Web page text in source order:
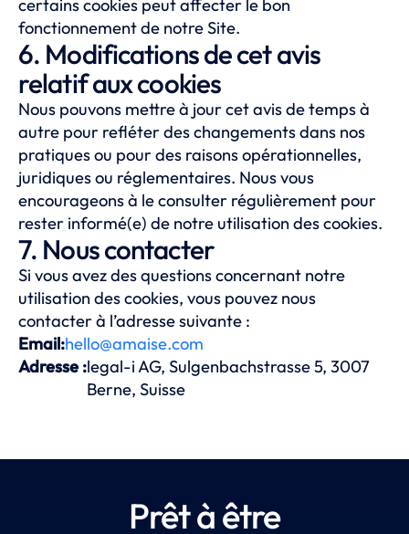
certains cookies peut affecter le bon
fonctionnement de notre Site.
6. Modifications de cet avis
relatif aux cookies
Nous pouvons mettre à jour cet avis de temps à
autre pour refléter des changements dans nos
pratiques ou pour des raisons opérationnelles,
juridiques ou réglementaires. Nous vous
encourageons à le consulter régulièrement pour
rester informé(e) de notre utilisation des cookies.
7. Nous contacter
Si vous avez des questions concernant notre
utilisation des cookies, vous pouvez nous
contacter à l’adresse suivante :
Email:hello@amaise.com
Adresse :legal-i AG, Sulgenbachstrasse 5, 3007
Berne, Suisse
Prêt à être